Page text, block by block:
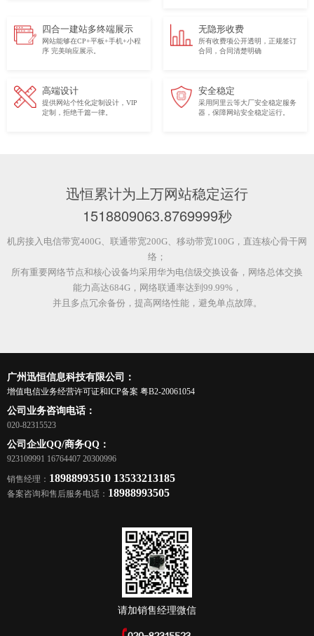
四合一建站多终端展示
网站能够在CP+平板+手机+小程
序 完美响应展示。
无隐形收费
所有收费项公开透明，正规签订
合同，合同清楚明确
高端设计
提供网站个性化定制设计，VIP
定制，拒绝千篇一律。
安全稳定
采用阿里云等大厂安全稳定服务
器，保障网站安全稳定运行。
迅恒累计为上万网站稳定运行
1518809065.0770001秒
机房接入电信带宽400G、联通带宽200G、移动带宽100G，直连核心骨干网
络；
所有重要网络节点和核心设备均采用华为电信级交换设备，网络总体交换
能力高达684G，网络联通率达到99.99%，
并且多点冗余备份，提高网络性能，避免单点故障。
广州迅恒信息科技有限公司：
增值电信业务经营许可证和ICP备案 粤B2-20061054
公司业务咨询电话：
020-82315523
公司企业QQ/商务QQ：
923109991 16764407 20300996
销售经理： 18988993510 13533213185
备案咨询和售后服务电话： 18988993505
请加销售经理微信